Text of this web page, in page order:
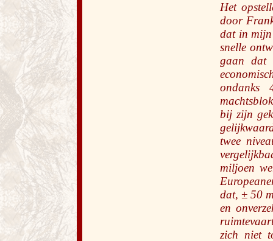
Het
door
dat in mijn
snelle
gaan dat
ondanks
bij zijn
twee
miljoen
dat, ± 50
en
zich niet